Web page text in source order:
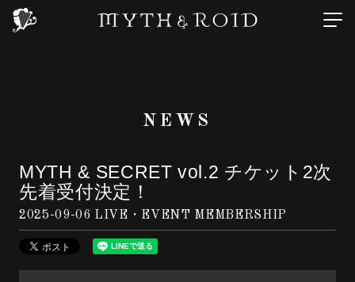
NEWS
MYTH & SECRET vol.2 チケット2次
先着受付決定！
2025-09-06 LIVE・EVENT MEMBERSHIP